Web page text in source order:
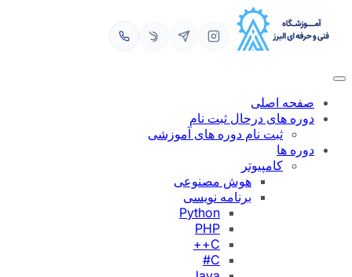
محتوا
صفحه اصلی
دوره های درحال ثبت نام
ثبت نام دوره های آموزشی
دوره ها
کامپیوتر
هوش مصنوعی
برنامه نویسی
Python
PHP
C++
C#